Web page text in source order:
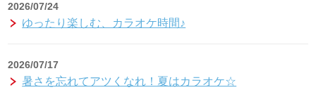
2026/07/24
ゆったり楽しむ、カラオケ時間♪
2026/07/17
暑さを忘れてアツくなれ！夏はカラオケ☆